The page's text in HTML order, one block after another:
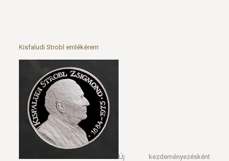
Kisfaludi Strobl emlékérem
Új kezdeményezésként